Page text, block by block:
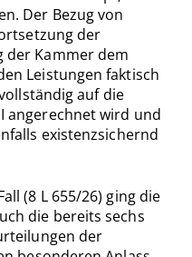
Der Bezug von
der
der Kammer dem
Leistungen faktisch
auf die
angerechnet wird und
existenzsichernd
(8 L 655/26) ging die
die bereits sechs
der